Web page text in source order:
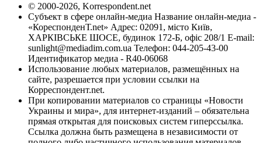
© 2000-2026, Korrespondent.net
Субъект в сфере онлайн-медиа Название онлайн-медиа -
«КореспонденТ.net» Адрес: 02091, місто Київ,
ХАРКІВСЬКЕ ШОСЕ, будинок 172-Б, офіс 208/1 E-mail:
sunlight@mediadim.com.ua Телефон: 044-205-43-00
Идентификатор медиа - R40-06068
Использование любых материалов, размещённых на
сайте, разрешается при условии ссылки на
Корреспондент.net.
При копировании материалов со страницы «Новости
Украины и мира», для интернет-изданий – обязательна
прямая открытая для поисковых систем гиперссылка.
Ссылка должна быть размещена в независимости от